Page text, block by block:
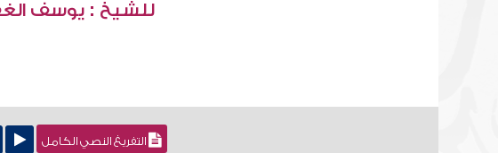
للشيخ : يوسف
التفريغ النصي الكامل